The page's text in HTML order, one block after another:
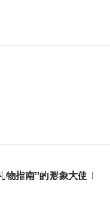
指南”的形象大使！